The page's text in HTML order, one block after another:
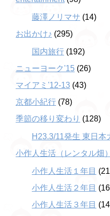
藤澤ノリマサ (14)
お出かけ♪ (295)
国内旅行 (192)
ニューヨーク'15 (26)
マイアミ'12-13 (43)
京都小紀行 (78)
季節の移り変わり (128)
H23.3/11発生 東日本
小作人生活（レンタル畑）
小作人生活１年目
小作人生活２年目
小作人生活３年目